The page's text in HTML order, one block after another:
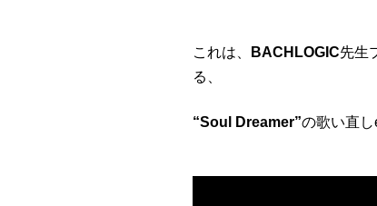
これは、 BACHLOGIC先生
る、
“Soul Dreamer”の歌い直し